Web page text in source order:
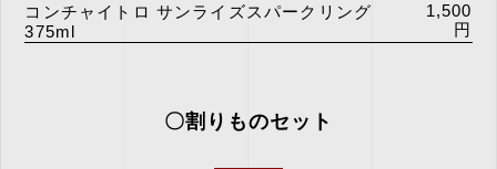
コンチャイトロ サンライズスパークリング
375ml
1,500
円
〇割りものセット